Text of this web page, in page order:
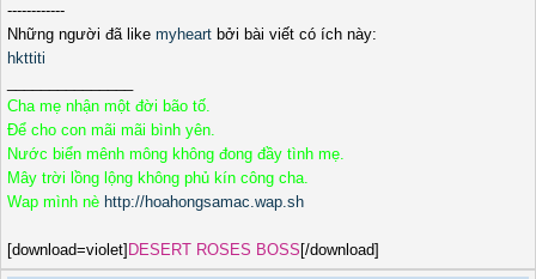
------------
Những người đã like myheart bởi bài viết có ích này:
hkttiti
Cha mẹ nhận một đời bão tố.
Để cho con mãi mãi bình yên.
Nước biển mênh mông không đong đầy tình mẹ.
Mây trời lồng lộng không phủ kín công cha.
Wap mình nè http://hoahongsamac.wap.sh
[download=violet] DESERT ROSES BOSS [/download]